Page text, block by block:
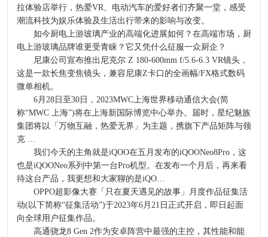
拉体验店举行，热爱VR、电动汽车的爱好者们齐聚一堂，感受
潮流科技为娱乐体验及生活出行带来的影响与改变。
如今厨电上游玻璃产业的高端化进展如何？在高端市场，厨
电上游玻璃品牌谁更受青睐？它又凭什么征服一众厨企？
尼康公司宣布推出尼克尔 Z 180-600mm f/5.6-6.3 VR镜头，
这是一款长焦变焦镜头，兼容尼康Z卡口的全画幅/FX格式数码
微单相机。
6月28日至30日，2023MWC上海世界移动通信大会(简
称“MWC 上海”)将在上海新国际博览中心举办。届时，星纪魅族
集团将以「万物互融，热爱无界」为主题，携旗下产品矩阵与领
克 …
我们今天的主角就是iQOO在五月发布的iQOONeo8Pro，这
也是iQOONeo系列中第一台Pro机型。在发布一个月后，再来看
待这台产品，我更想和大家聊的是iQO…
OPPO超影像大赛「只在夏天遇见的故事」月度作品征集活
动(以下简称“征集活动”)于2023年6月21日正式开启，即日起面
向全球用户征集作品。
高通骁龙8 Gen 2作为安卓阵营中最强的主控，其性能和能